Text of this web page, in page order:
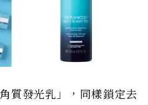
質發光乳」，同樣鎖定去